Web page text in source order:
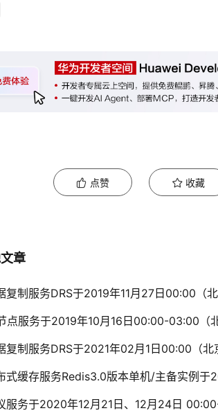
点赞 收藏
章
复制服务DRS于2019年11月27日00:00（
点服务于2019年10月16日00:00-03:00（
复制服务DRS于2021年02月1日00:00（北
式缓存服务Redis3.0版本单机/主备实例
服务于2020年12月21日、12月24日